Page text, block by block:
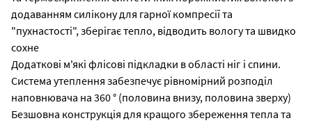
додаванням силікону для гарної компресії та
"пухнастості", зберігає тепло, відводить вологу та швидко
сохне
Додаткові м'які флісові підкладки в області ніг і спини.
Система утеплення забезпечує рівномірний розподіл
наповнювача на 360 ° (половина внизу, половина зверху)
Безшовна конструкція для кращого збереження тепла та